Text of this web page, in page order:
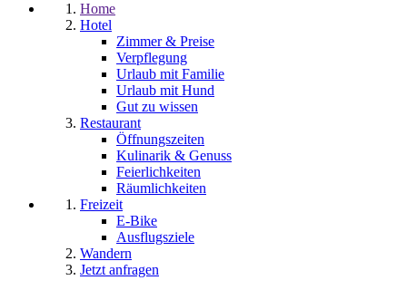
Home
Hotel
Zimmer & Preise
Verpflegung
Urlaub mit Familie
Urlaub mit Hund
Gut zu wissen
Restaurant
Öffnungszeiten
Kulinarik & Genuss
Feierlichkeiten
Räumlichkeiten
Freizeit
E-Bike
Ausflugsziele
Wandern
Jetzt anfragen